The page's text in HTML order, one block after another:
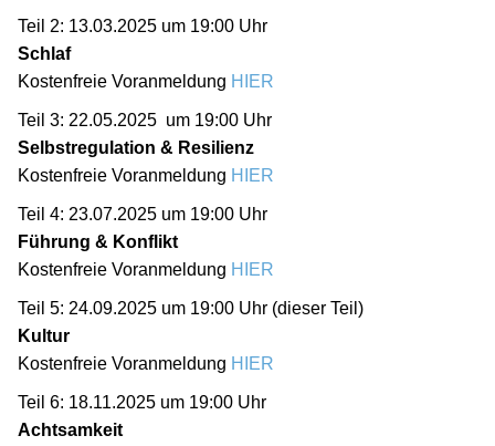
Teil 2: 13.03.2025 um 19:00 Uhr
Schlaf
Kostenfreie Voranmeldung HIER
Teil 3: 22.05.2025 um 19:00 Uhr
Selbstregulation & Resilienz
Kostenfreie Voranmeldung HIER
Teil 4: 23.07.2025 um 19:00 Uhr
Führung & Konflikt
Kostenfreie Voranmeldung HIER
Teil 5: 24.09.2025 um 19:00 Uhr (dieser Teil)
Kultur
Kostenfreie Voranmeldung HIER
Teil 6: 18.11.2025 um 19:00 Uhr
Achtsamkeit